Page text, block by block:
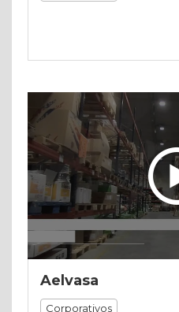
Aelvasa
Corporativos